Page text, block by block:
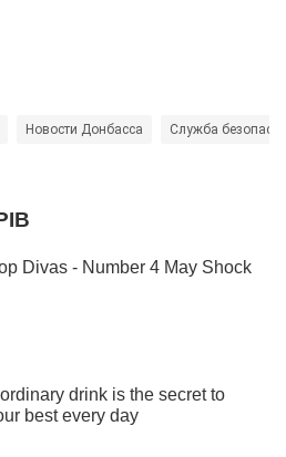
Новости Донбасса Служба